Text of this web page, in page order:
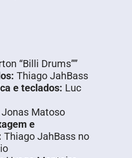
“Billi Drums””
Thiago JahBass
e teclados: Luc
Jonas Matoso
e
Thiago JahBass no